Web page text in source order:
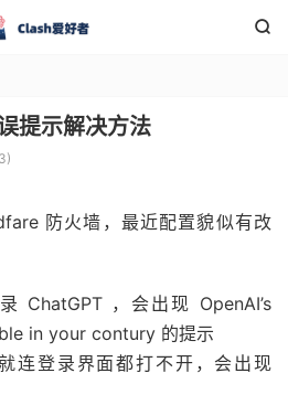

提示解决方法
3)
防火墙，最近配置貌似有改
ChatGPT ，会出现 OpenAI’s
in your contury 的提示
连登录界面都打不开，会出现